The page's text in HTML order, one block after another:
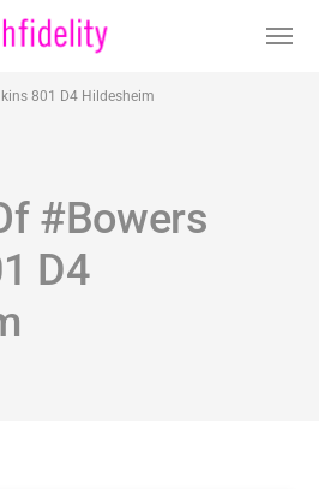
801 D4 Hildesheim
#Bowers
D4